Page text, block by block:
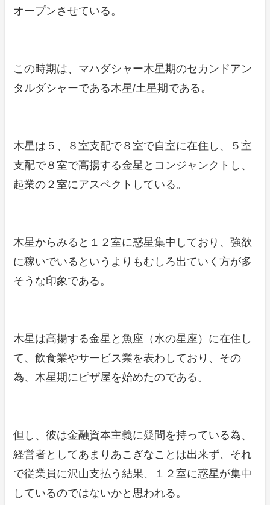
オープンさせている。
この時期は、マハダシャー木星期のセカンドアン
タルダシャーである木星/土星期である。
木星は５、８室支配で８室で自室に在住し、５室
支配で８室で高揚する金星とコンジャンクトし、
起業の２室にアスペクトしている。
木星からみると１２室に惑星集中しており、強欲
に稼いでいるというよりもむしろ出ていく方が多
そうな印象である。
木星は高揚する金星と魚座（水の星座）に在住し
て、飲食業やサービス業を表わしており、その
為、木星期にピザ屋を始めたのである。
但し、彼は金融資本主義に疑問を持っている為、
経営者としてあまりあこぎなことは出来ず、それ
で従業員に沢山支払う結果、１２室に惑星が集中
しているのではないかと思われる。